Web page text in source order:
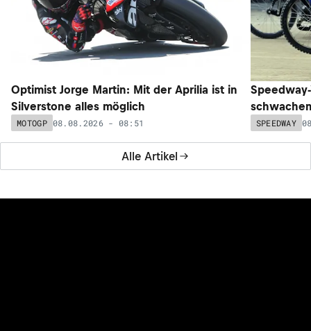
Alle Artikel
Optimist Jorge Martin: Mit der Aprilia ist in
Silverstone alles möglich
MOTOGP 08.08.2026 - 08:51 SPEEDWAY